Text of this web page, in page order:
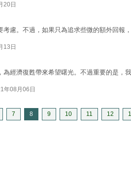
20日
慮。不過，如果只為追求些微的額外回報
13日
經濟復甦帶來希望曙光。不過重要的是，
年08月06日
7 8 9 10 11 12